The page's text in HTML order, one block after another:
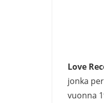
Love
jonka
vuonna